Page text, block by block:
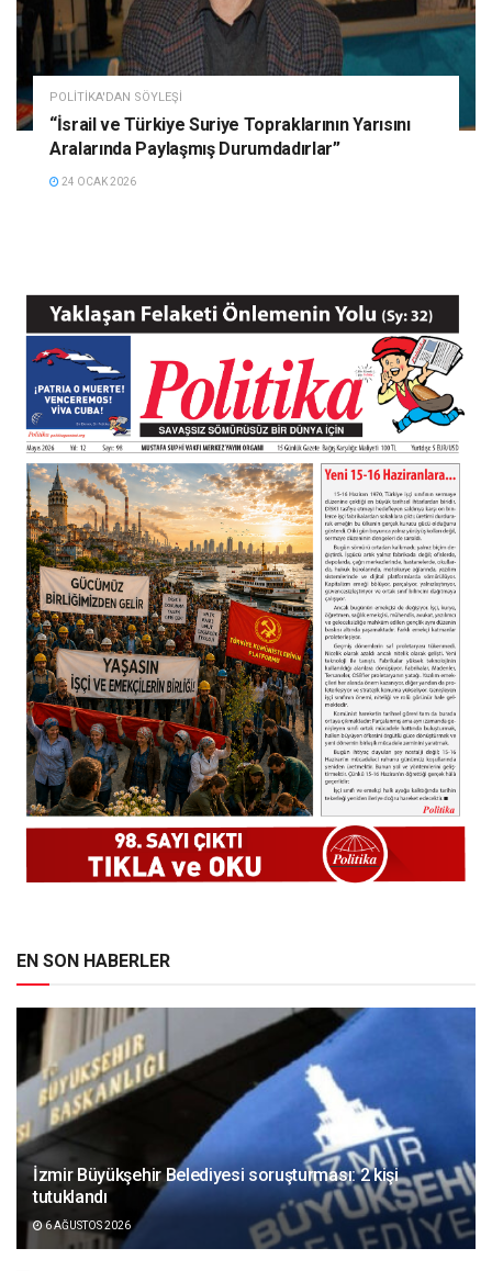
POLITIKA'DAN SÖYLEŞI
“İsrail ve Türkiye Suriye Topraklarının Yarısını
Aralarında Paylaşmış Durumdadırlar”
24 OCAK 2026
EN SON HABERLER
İzmir Büyükşehir Belediyesi soruşturması: 2 kişi
tutuklandı
6 AĞUSTOS 2026